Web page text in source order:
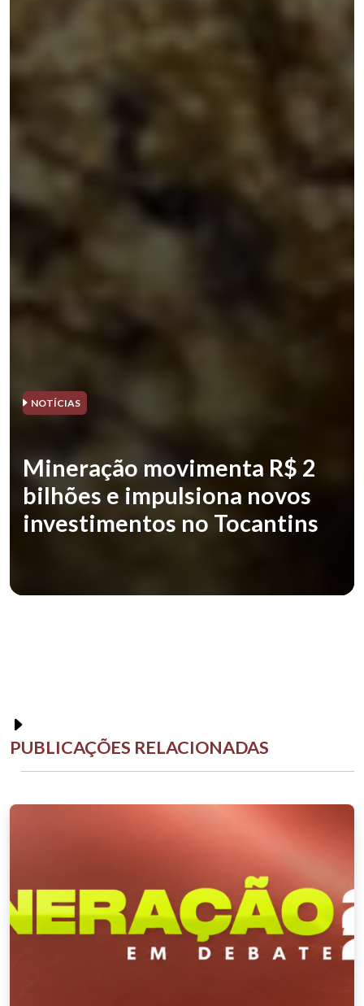
NOTÍCIAS
Mineração movimenta R$ 2
bilhões e impulsiona novos
investimentos no Tocantins
PUBLICAÇÕES RELACIONADAS